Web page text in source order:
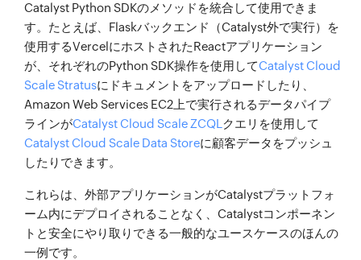
Catalyst Python SDKのメソッドを統合して使用できま
す。たとえば、Flaskバックエンド（Catalyst外で実行）を
使用するVercelにホストされたReactアプリケーション
が、それぞれのPython SDK操作を使用してCatalyst Cloud
Scale Stratusにドキュメントをアップロードしたり、
Amazon Web Services EC2上で実行されるデータパイプ
ラインがCatalyst Cloud Scale ZCQL クエリを使用して
Catalyst Cloud Scale Data Storeに顧客データをプッシュ
したりできます。
これらは、外部アプリケーションがCatalystプラットフォ
ーム内にデプロイされることなく、Catalystコンポーネン
トと安全にやり取りできる一般的なユースケースのほんの
一例です。